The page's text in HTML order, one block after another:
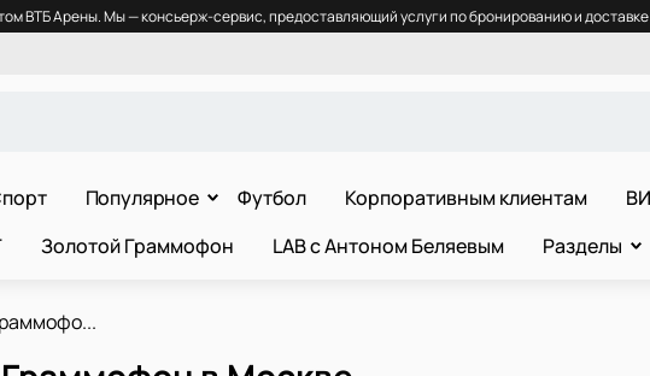
ВТБ Арены. Мы — консьерж-сервис, предоставляющий услуги по бронированию и
Популярное Футбол Корпоративным клиентам
Золотой Граммофон LAB с Антоном Беляевым Разделы